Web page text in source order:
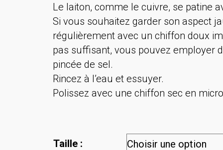
Le laiton, comme le cuivre, se patine
Si vous souhaitez garder son aspect
régulièrement avec un chiffon doux
pas suffisant, vous pouvez employer
pincée de sel.
Rincez à l’eau et essuyer.
Polissez avec une chiffon sec en
Taille :